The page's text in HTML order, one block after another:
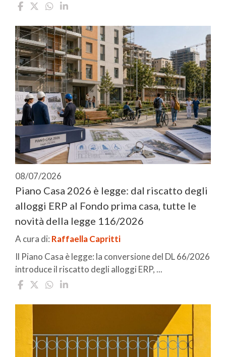
08/07/2026
Piano Casa 2026 è legge: dal riscatto degli
alloggi ERP al Fondo prima casa, tutte le
novità della legge 116/2026
A cura di: Raffaella Capritti
Il Piano Casa è legge: la conversione del DL 66/2026
introduce il riscatto degli alloggi ERP, ...